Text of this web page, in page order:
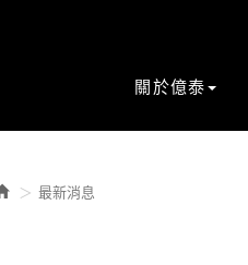
關於億泰
最新消息